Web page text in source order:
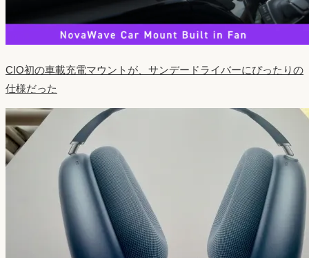
CIO初の車載充電マウントが、サンデードライバーにぴったりの
仕様だった